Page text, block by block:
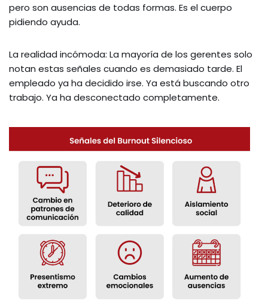
pero son ausencias de todas formas. Es el cuerpo
pidiendo ayuda.
La realidad incómoda: La mayoría de los gerentes solo
notan estas señales cuando es demasiado tarde. El
empleado ya ha decidido irse. Ya está buscando otro
trabajo. Ya ha desconectado completamente.